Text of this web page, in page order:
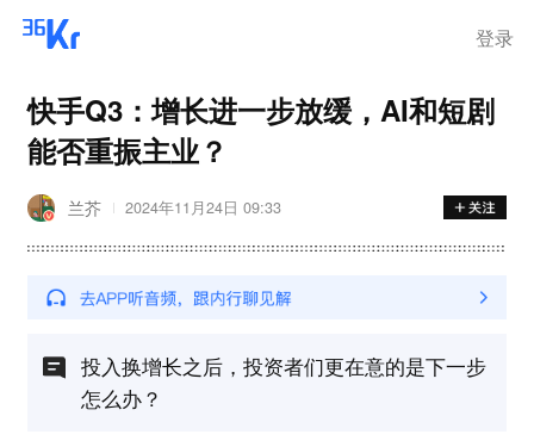
登录
快手Q3：增长进一步放缓，AI和短剧
能否重振主业？
兰芥 2024年11月24日 09:33
投入换增长之后，投资者们更在意的是下一步
怎么办？